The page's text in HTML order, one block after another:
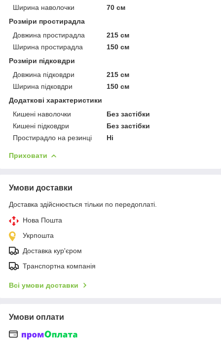
Ширина наволочки
70 см
Розміри простирадла
Довжина простирадла
215 см
Ширина простирадла
150 см
Розміри підковдри
Довжина підковдри
215 см
Ширина підковдри
150 см
Додаткові характеристики
Кишені наволочки
Без застібки
Кишені підковдри
Без застібки
Простирадло на резинці
Ні
Приховати
Умови доставки
Доставка здійснюється тільки по передоплаті.
Нова Пошта
Укрпошта
Доставка кур'єром
Транспортна компанія
Всі умови доставки
Умови оплати